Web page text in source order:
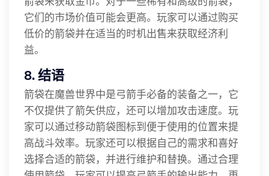
它们的市场价值可能会更高。玩家可以通过购买
低价的箭袋并在适当的时机出售来获取经济利
益。
8. 结语
箭袋在魔兽世界中是弓箭手必备的装备之一，它
不仅提供了箭矢供应，还可以增加攻击速度。玩
家可以通过移动箭袋图标到便于使用的位置来提
高战斗效率。玩家还可以根据自己的需求和喜好
选择合适的箭袋，并进行维护和替换。通过合理